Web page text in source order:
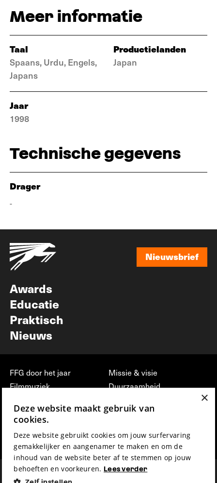
Meer informatie
Taal
Spaans, Urdu, Engels,
Japans
Productielanden
Japan
Jaar
1998
Technische gegevens
Drager
-
Nieuwsbrief
Awards
Educatie
Praktisch
Nieuws
FFG door het jaar
Filmmuziek
Press & Industry
Film Fest Friends
Missie & visie
Duurzaamheid
vrijwilligerswerk bij FFG
Privacy & Disclaimer
×
Deze website maakt gebruik van
cookies.
Deze website gebruikt cookies om jouw surfervaring
gemakkelijker en aangenamer te maken en om de
inhoud van de website beter af te stemmen op jouw
behoeften en voorkeuren. Lees verder